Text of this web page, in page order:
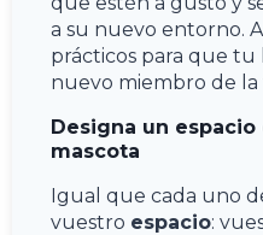
a su nuevo entorno.
prácticos para que tu
nuevo miembro de la
Designa un
mascota
Igual que cada uno
vuestro espacio: